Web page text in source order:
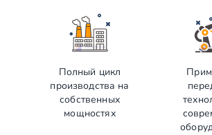
Полный цикл
производства на
собственных
мощностях